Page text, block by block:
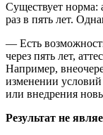
Существует норма:
раз в пять лет.
— Есть
через пять лет,
Например,
изменении условий
или внедрения
Результат не